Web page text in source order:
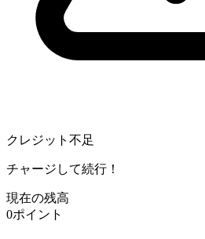
クレジット不足
チャージして続行！
現在の残高
0ポイント